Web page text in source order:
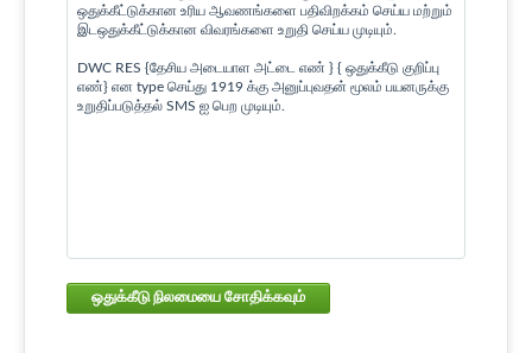
ஒதுக்கீட்டுக்கான உரிய ஆவணங்களை பதிவிறக்கம் செய்ய மற்றும்
இடஒதுக்கீட்டுக்கான விவரங்களை உறுதி செய்ய முடியும்.
DWC RES {தேசிய அடையாள அட்டை எண் } { ஒதுக்கீடு குறிப்பு
எண்} என type செய்து 1919 க்கு அனுப்புவதன் மூலம் பயனருக்கு
உறுதிப்படுத்தல் SMS ஐ பெற முடியும்.
ஒதுக்கீடு நிலமையை சோதிக்கவும்